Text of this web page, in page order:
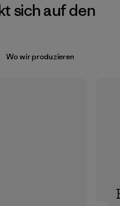
sich auf den
Wo wir produzieren